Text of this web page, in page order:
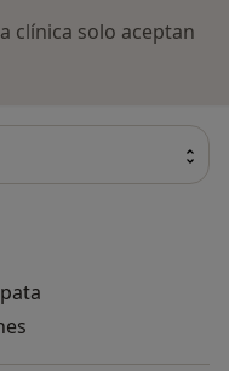
clínica solo aceptan